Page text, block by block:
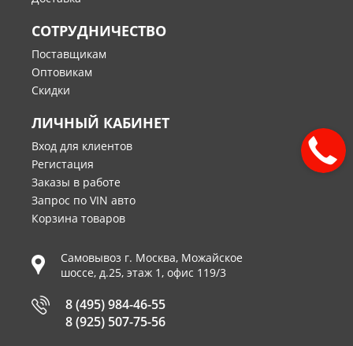
СОТРУДНИЧЕСТВО
Поставщикам
Оптовикам
Скидки
ЛИЧНЫЙ КАБИНЕТ
Вход для клиентов
Регистация
Заказы в работе
Запрос по VIN авто
Корзина товаров
Самовывоз г. Москва, Можайское
шоссе, д.25, этаж 1, офис 119/3
8 (495) 984-46-55
8 (925) 507-75-56